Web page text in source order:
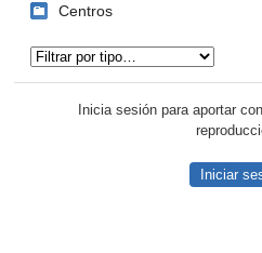
Centros
Inicia sesión para aportar
Iniciar